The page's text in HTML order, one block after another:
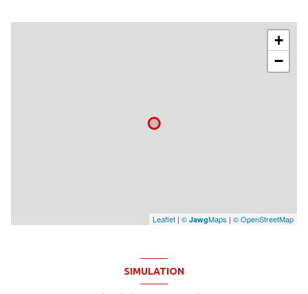
+
−
Leaflet | © JawgMaps | © OpenStreetMap
SIMULATION